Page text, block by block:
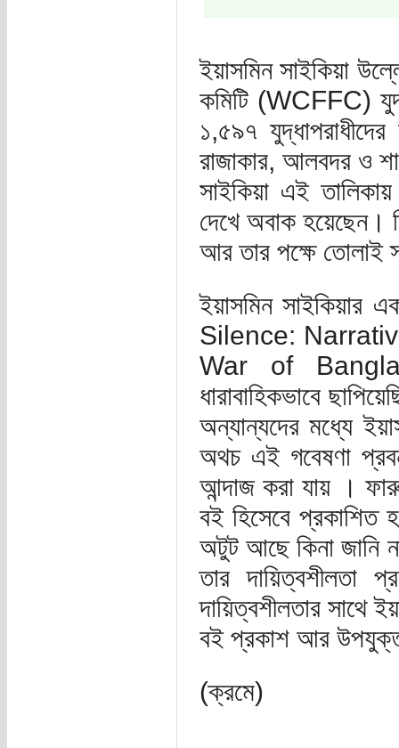
ইয়াসমিন সাইকিয়া
কমিটি (WCFFC)
১,৫৯৭
রাজাকার, আলবদর ও
সাইকিয়া এই
দেখে অবাক হয়েছেন।
আর তার পক্ষে তোলাই
ইয়াসমিন
Silence:
War of
ধারাবাহিকভাবে
অন্যান্যদের মধ্যে
অথচ এই গবেষণা
আন্দাজ করা যায় ।
বই হিসেবে
অটুট আছে কিনা জানি
তার দায়িত্বশীলতা
দায়িত্বশীলতার সাথে
বই প্রকাশ আর উপযুক্ত
(ক্রমে)